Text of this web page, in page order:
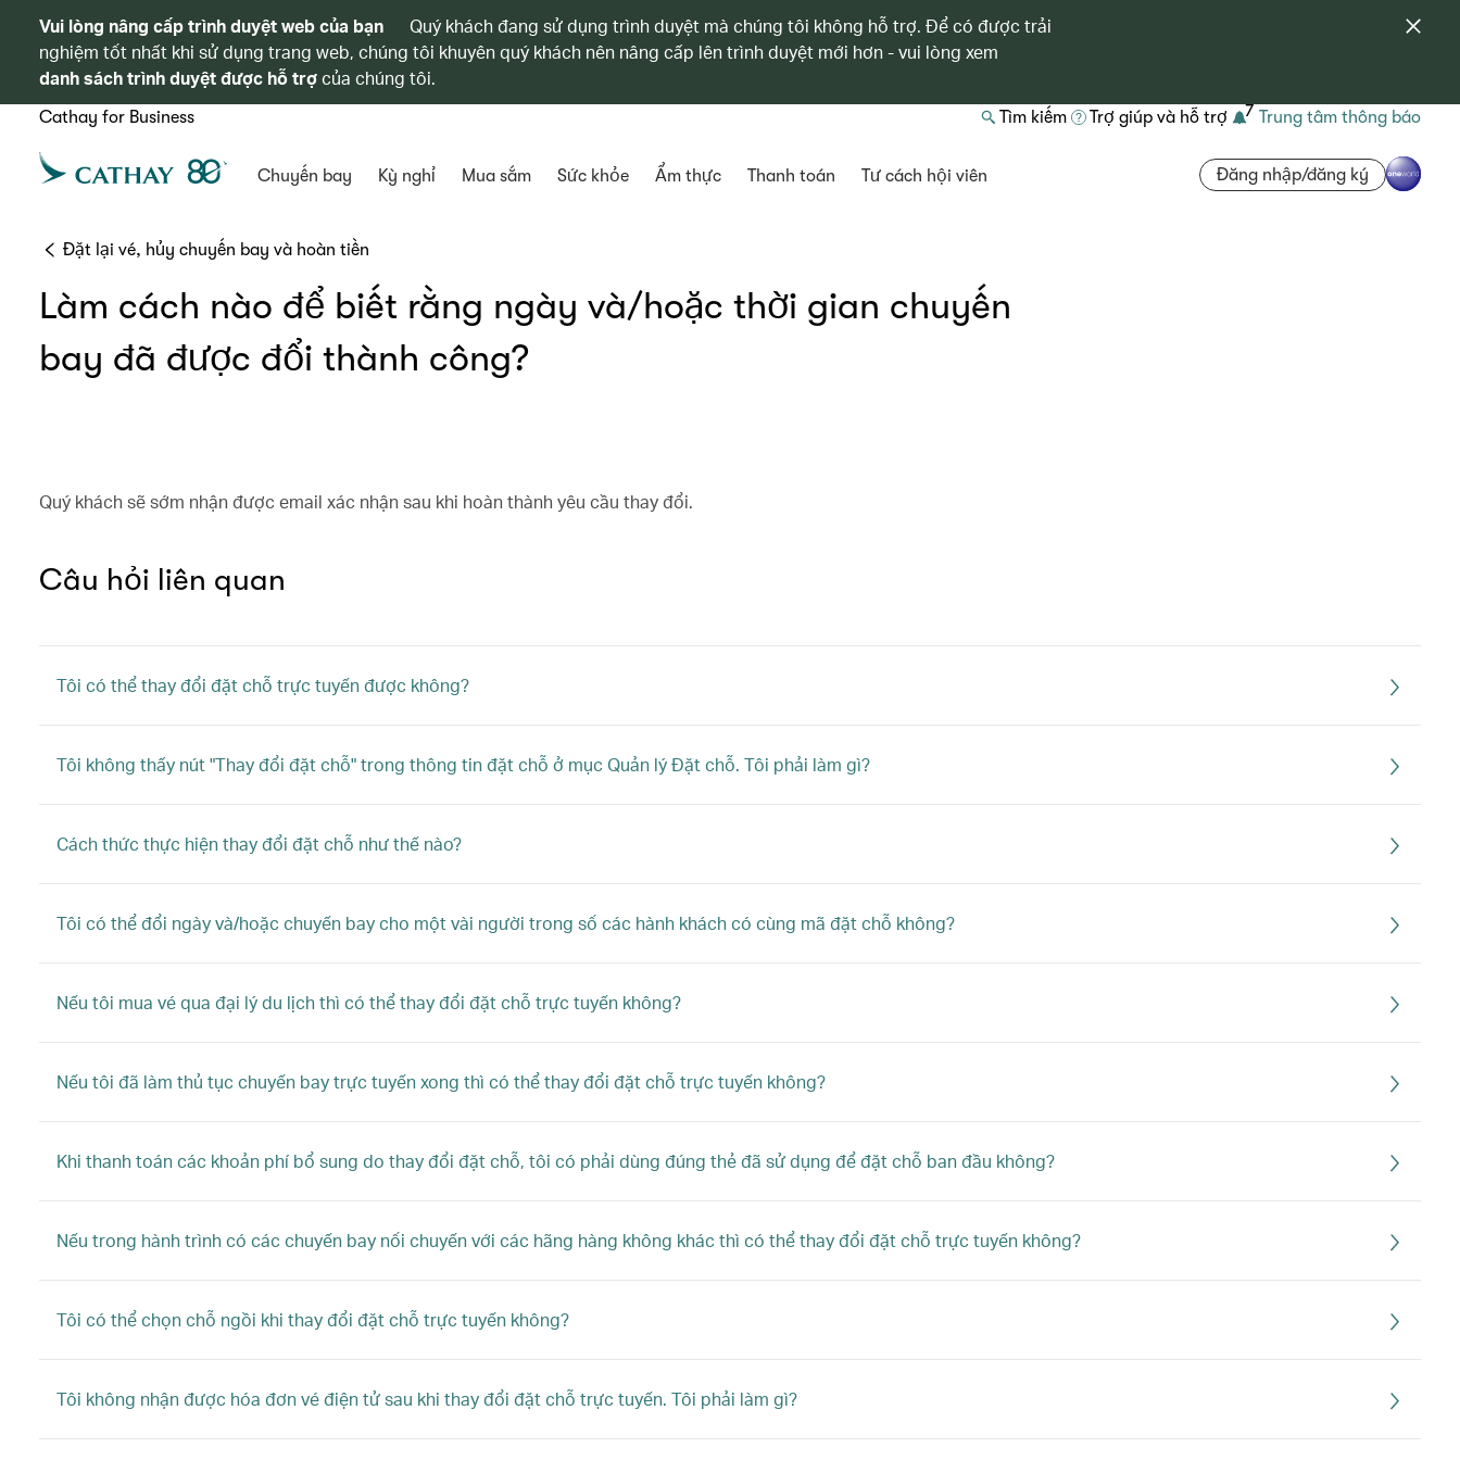
Vui lòng nâng cấp trình duyệt web của bạn
Quý khách đang sử dụng trình duyệt mà chúng tôi không hỗ trợ. Để có được trải
nghiệm tốt nhất khi sử dụng trang web, chúng tôi khuyên quý khách nên nâng cấp lên trình duyệt mới hơn - vui lòng xem
danh sách trình duyệt được hỗ trợcủa chúng tôi.
Cathay for Business Tìm kiếm Trợ giúp và hỗ trợ 7 Trung tâm thông báo
Chuyến bay Kỳ nghỉ Mua sắm Sức khỏe Ẩm thực Thanh toán Tư cách hội viên Đăng nhập/đăng ký
Đặt lại vé, hủy chuyến bay và hoàn tiền
Làm cách nào để biết rằng ngày và/hoặc thời gian chuyến
bay đã được đổi thành công?
Quý khách sẽ sớm nhận được email xác nhận sau khi hoàn thành yêu cầu thay đổi.
Câu hỏi liên quan
Tôi có thể thay đổi đặt chỗ trực tuyến được không?
Tôi không thấy nút "Thay đổi đặt chỗ" trong thông tin đặt chỗ ở mục Quản lý Đặt chỗ. Tôi phải làm gì?
Cách thức thực hiện thay đổi đặt chỗ như thế nào?
Tôi có thể đổi ngày và/hoặc chuyến bay cho một vài người trong số các hành khách có cùng mã đặt chỗ không?
Nếu tôi mua vé qua đại lý du lịch thì có thể thay đổi đặt chỗ trực tuyến không?
Nếu tôi đã làm thủ tục chuyến bay trực tuyến xong thì có thể thay đổi đặt chỗ trực tuyến không?
Khi thanh toán các khoản phí bổ sung do thay đổi đặt chỗ, tôi có phải dùng đúng thẻ đã sử dụng để đặt chỗ ban đầu không?
Nếu trong hành trình có các chuyến bay nối chuyến với các hãng hàng không khác thì có thể thay đổi đặt chỗ trực tuyến không?
Tôi có thể chọn chỗ ngồi khi thay đổi đặt chỗ trực tuyến không?
Tôi không nhận được hóa đơn vé điện tử sau khi thay đổi đặt chỗ trực tuyến. Tôi phải làm gì?